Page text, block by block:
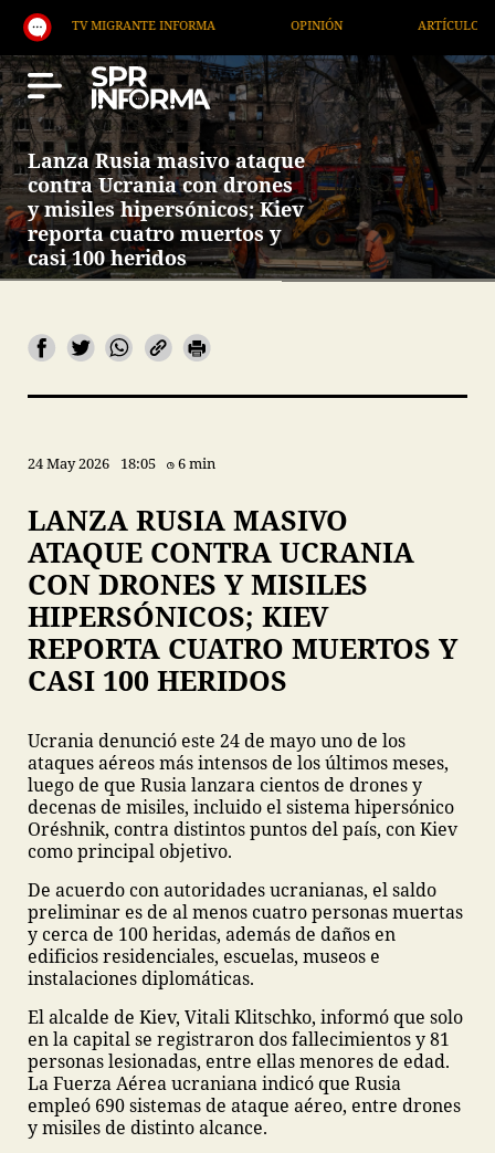
TV MIGRANTE INFORMA
Lanza Rusia masivo ataque
contra Ucrania con drones
y misiles hipersónicos; Kiev
reporta cuatro muertos y
casi 100 heridos
24 May 2026 18:05 6 min
LANZA RUSIA MASIVO
ATAQUE CONTRA UCRANIA
CON DRONES Y MISILES
HIPERSÓNICOS; KIEV
REPORTA CUATRO MUERTOS Y
CASI 100 HERIDOS
Ucrania denunció este 24 de mayo uno de los
ataques aéreos más intensos de los últimos meses,
luego de que Rusia lanzara cientos de drones y
decenas de misiles, incluido el sistema hipersónico
Oréshnik, contra distintos puntos del país, con Kiev
como principal objetivo.
De acuerdo con autoridades ucranianas, el saldo
preliminar es de al menos cuatro personas muertas
y cerca de 100 heridas, además de daños en
edificios residenciales, escuelas, museos e
instalaciones diplomáticas.
El alcalde de Kiev, Vitali Klitschko, informó que solo
en la capital se registraron dos fallecimientos y 81
personas lesionadas, entre ellas menores de edad.
La Fuerza Aérea ucraniana indicó que Rusia
empleó 690 sistemas de ataque aéreo, entre drones
y misiles de distinto alcance.